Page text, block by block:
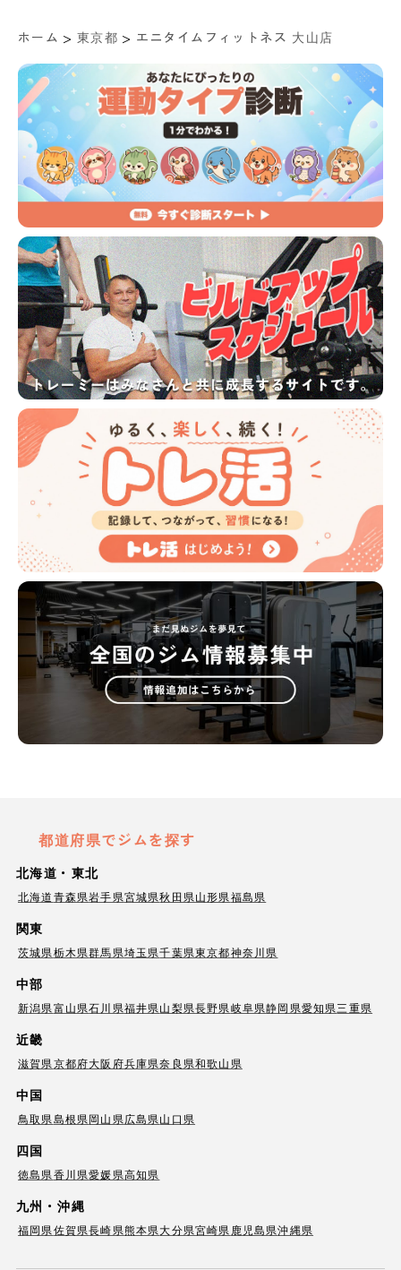
ホーム > 東京都 > エニタイムフィットネス 大山店
都道府県でジムを探す
北海道・東北
北海道青森県岩手県宮城県秋田県山形県福島県
関東
茨城県栃木県群馬県埼玉県千葉県東京都神奈川県
中部
新潟県富山県石川県福井県山梨県長野県岐阜県静岡県愛知県三重県
近畿
滋賀県京都府大阪府兵庫県奈良県和歌山県
中国
鳥取県島根県岡山県広島県山口県
四国
徳島県香川県愛媛県高知県
九州・沖縄
福岡県佐賀県長崎県熊本県大分県宮崎県 鹿児島県沖縄県